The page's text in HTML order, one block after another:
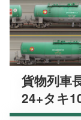
貨物列車
24+タキ